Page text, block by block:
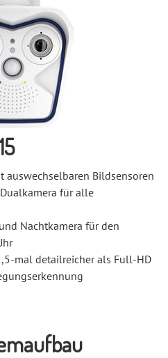
auswechselbaren Bildsensoren
für alle
Nachtkamera für den
mal detailreicher als Full-HD